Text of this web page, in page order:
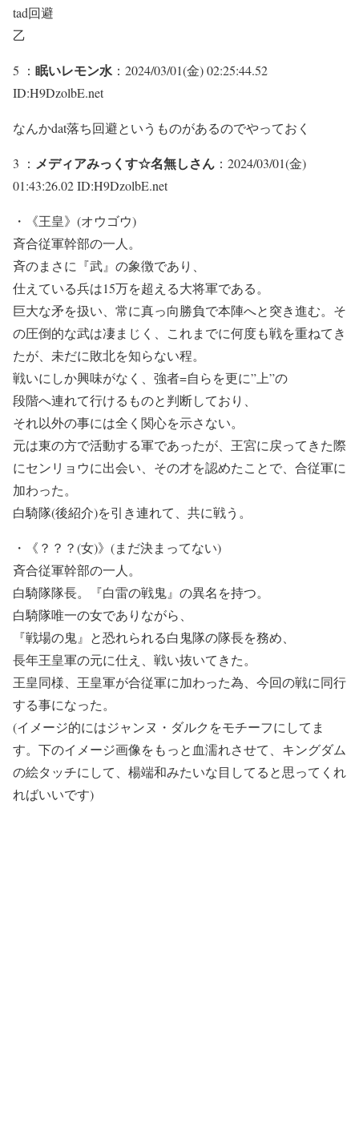
tad回避
乙
5 ： 眠いレモン水 ：2024/03/01(金) 02:25:44.52
ID:H9DzolbE.net
なんかdat落ち回避というものがあるのでやっておく
3 ： メディアみっくす☆名無しさん ：2024/03/01(金)
01:43:26.02 ID:H9DzolbE.net
・《王皇》(オウゴウ)
斉合従軍幹部の一人。
斉のまさに『武』の象徴であり、
仕えている兵は15万を超える大将軍である。
巨大な矛を扱い、常に真っ向勝負で本陣へと突き進む。そ
の圧倒的な武は凄まじく、これまでに何度も戦を重ねてき
たが、未だに敗北を知らない程。
戦いにしか興味がなく、強者=自らを更に”上”の
段階へ連れて行けるものと判断しており、
それ以外の事には全く関心を示さない。
元は東の方で活動する軍であったが、王宮に戻ってきた際
にセンリョウに出会い、その才を認めたことで、合従軍に
加わった。
白騎隊(後紹介)を引き連れて、共に戦う。
・《？？？(女)》(まだ決まってない)
斉合従軍幹部の一人。
白騎隊隊長。『白雷の戦鬼』の異名を持つ。
白騎隊唯一の女でありながら、
『戦場の鬼』と恐れられる白鬼隊の隊長を務め、
長年王皇軍の元に仕え、戦い抜いてきた。
王皇同様、王皇軍が合従軍に加わった為、今回の戦に同行
する事になった。
(イメージ的にはジャンヌ・ダルクをモチーフにしてま
す。下のイメージ画像をもっと血濡れさせて、キングダム
の絵タッチにして、楊端和みたいな目してると思ってくれ
ればいいです)